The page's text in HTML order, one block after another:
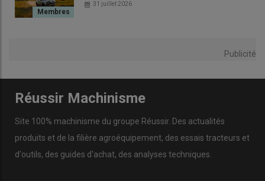
31 juillet 2026
Publicité
Réussir Machinisme
Site 100% machinisme du groupe Réussir. Des actualités
produits et de la filière agroéquipement, des essais tracteurs et
d'outils, des guides d'achat, des analyses techniques.